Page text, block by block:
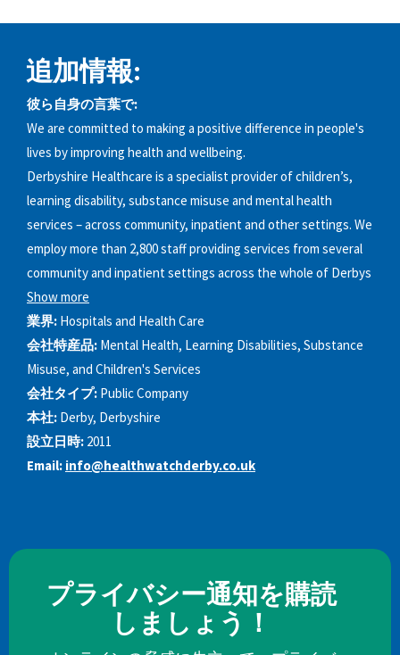
追加情報:
彼ら自身の言葉で:
We are committed to making a positive difference in people's
lives by improving health and wellbeing.
Derbyshire Healthcare is a specialist provider of children’s,
learning disability, substance misuse and mental health
services – across community, inpatient and other settings. We
employ more than 2,800 staff providing services from several
community and inpatient settings across the whole of Derbys
Show more
業界: Hospitals and Health Care
会社特産品: Mental Health, Learning Disabilities, Substance
Misuse, and Children's Services
会社タイプ: Public Company
本社: Derby, Derbyshire
設立日時: 2011
Email: info@healthwatchderby.co.uk
プライバシー通知を購読
しましょう！